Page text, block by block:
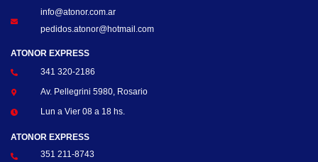
info@atonor.com.ar
pedidos.atonor@hotmail.com
ATONOR EXPRESS
341 320-2186
Av. Pellegrini 5980, Rosario
Lun a Vier 08 a 18 hs.
ATONOR EXPRESS
351 211-8743